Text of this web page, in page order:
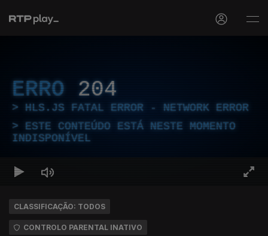
ERRO 204
HLS.JS FATAL ERROR - NETWORK ERROR
ESTE CONTEÚDO ESTÁ NESTE MOMENTO
INDISPONÍVEL
CLASSIFICAÇÃO: TODOS
CONTROLO PARENTAL INATIVO